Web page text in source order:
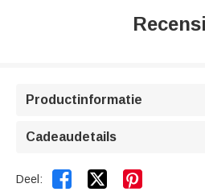
Productinformatie
Cadeaudetails
Deel:  